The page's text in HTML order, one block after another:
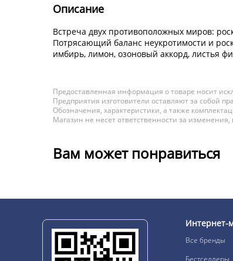
Описание
Встреча двух противоположных миров:
Потрясающий баланс неукротимости и
имбирь, лимон, озоновый аккорд, листья
Предоставленная информация о товаре носит
Предприятия изготовители оставляют за собой
Обозначения, характеристики, а также
Магазин не несет ответственности за
Вам может понравиться
Интернет-
Все бренды
Бестселлеры